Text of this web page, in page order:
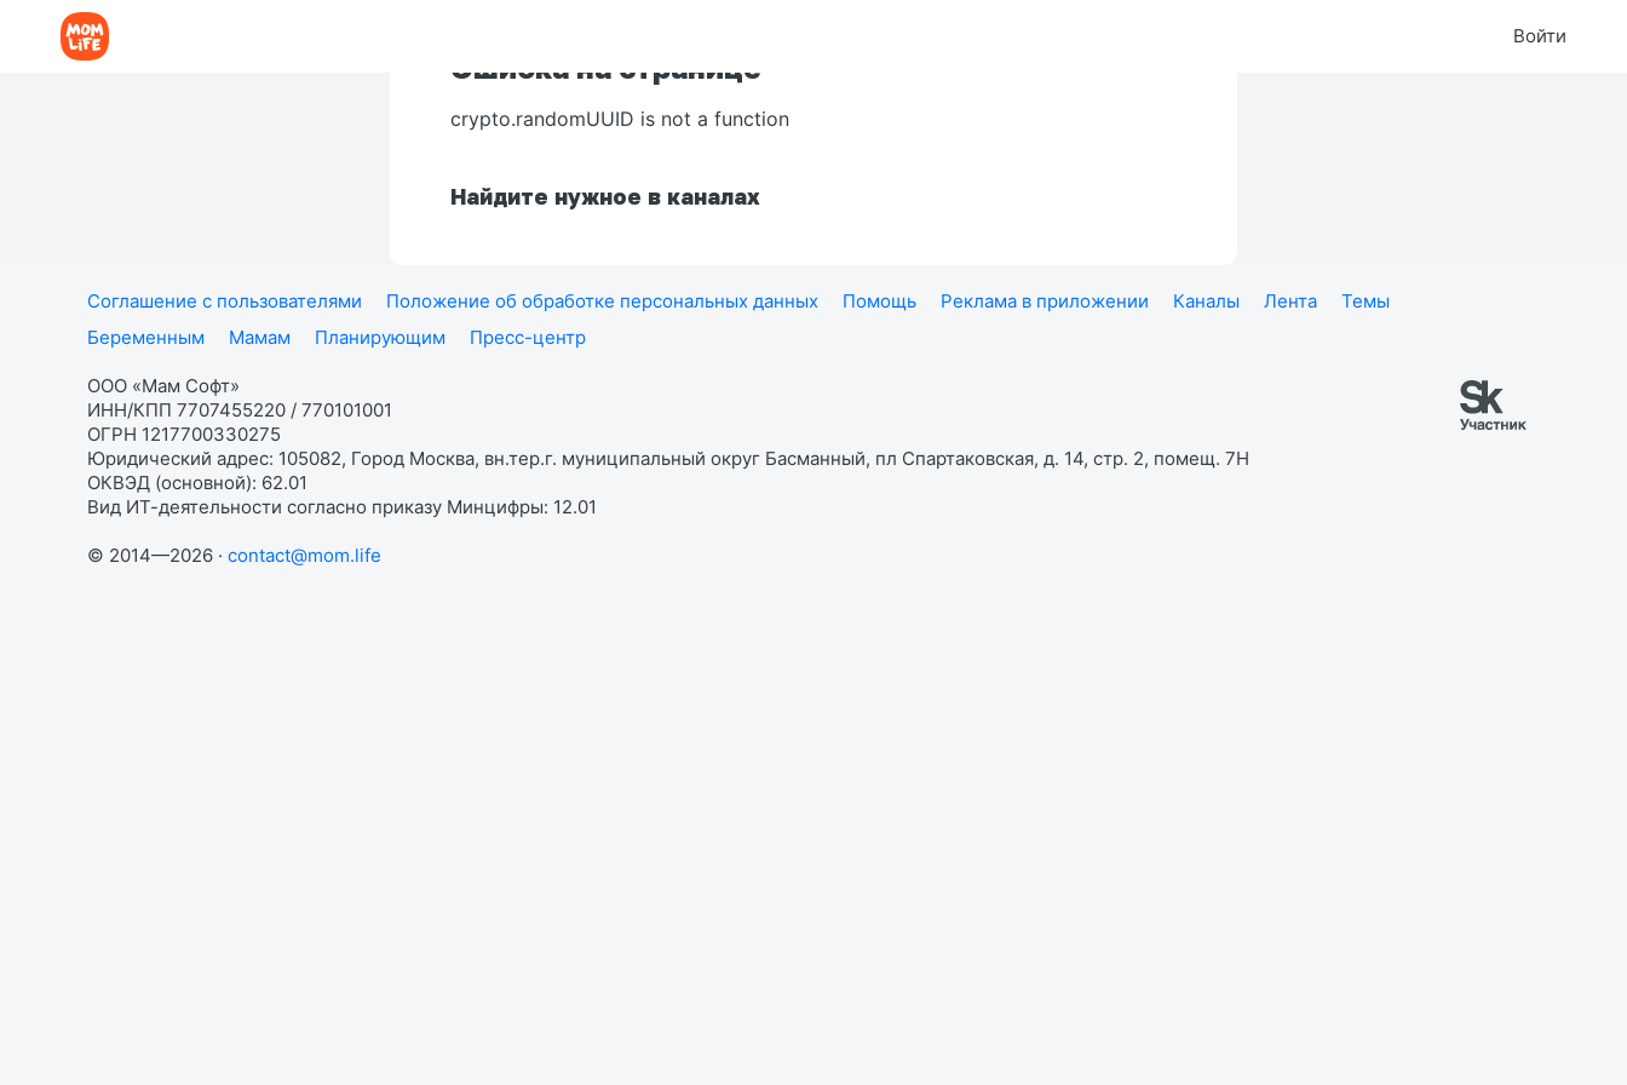
Войти
Ошибка на странице
crypto.randomUUID is not a function
Найдите нужное в каналах
Соглашение с пользователями Положение об обработке персональных данных Помощь Реклама в приложении Каналы Лента
Темы
Беременным
Мамам Планирующим Пресс-центр
ООО «Мам Софт»
ИНН/КПП 7707455220 / 770101001
ОГРН 1217700330275
Юридический адрес: 105082, Город Москва, вн.тер.г. муниципальный округ Басманный, пл Спартаковская, д. 14, стр. 2, помещ. 7Н
ОКВЭД (основной): 62.01
Вид ИТ-деятельности согласно приказу Минцифры: 12.01
© 2014—2026 · contact@mom.life